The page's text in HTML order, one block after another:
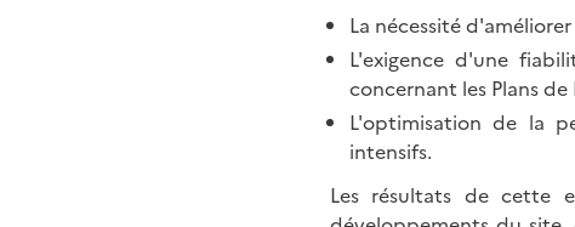
La nécessité
L'exigence d'une
concernant les Plans
L'optimisation de la
intensifs.
Les résultats de cette